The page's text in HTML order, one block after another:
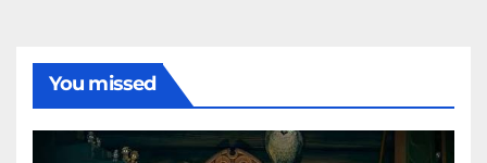
You missed